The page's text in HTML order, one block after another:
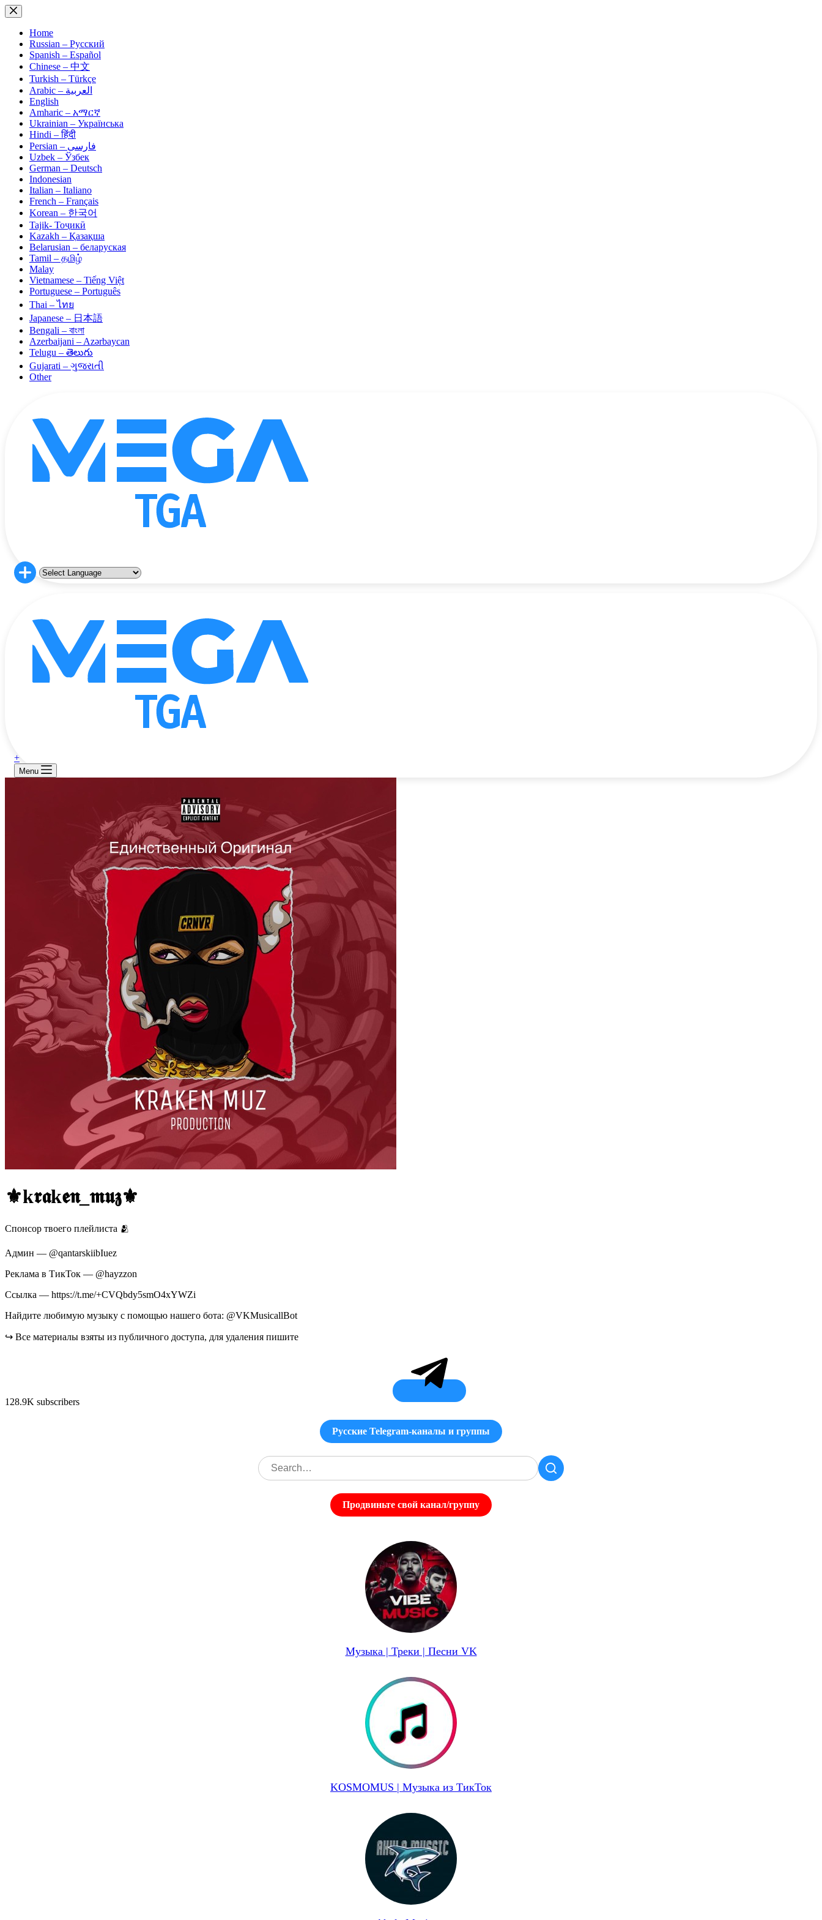
Skip
to
contentHome
Russian – Русский
Spanish – Español
Chinese – 中文
Turkish – Türkçe
Arabic – العربية
English
Amharic – አማርኛ
Ukrainian – Українська
Hindi – हिंदी
Persian – فارسی
Uzbek – Ўзбек
German – Deutsch
Indonesian
Italian – Italiano
French – Français
Korean – 한국어
Tajik- Тоҷикӣ
Kazakh – Қазақша
Belarusian – беларуская
Tamil – தமிழ்
Malay
Vietnamese – Tiếng Việt
Portuguese – Português
Thai – ไทย
Japanese – 日本語
Bengali – বাংলা
Azerbaijani – Azərbaycan
Telugu – తెలుగు
Gujarati – ગુજરાતી
Other
+
Menu
⚜️k𝖗𝖆k𝖊𝖓_𝖒𝖚𝖟⚜️
Спонсор твоего плейлиста 🫂
Админ — @qantarskiibIuez
Реклама в ТикТок — @hayzzon
Ссылка — https://t.me/+CVQbdy5smO4xYWZi
Найдите любимую музыку с помощью нашего бота: @VKMusicallBot
↪️ Все материалы взяты из публичного доступа, для удаления пишите
128.9K subscribers
Русские Telegram-каналы и группы
Продвиньте свой канал/группу
Музыка | Треки | Песни VK
KOSMOMUS | Музыка из ТикТок